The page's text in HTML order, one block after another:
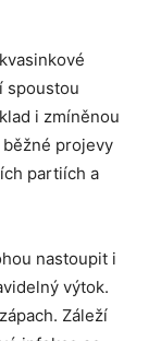
spoustou
i zmíněnou
projevy
partiích a
nastoupit i
výtok.
Záleží